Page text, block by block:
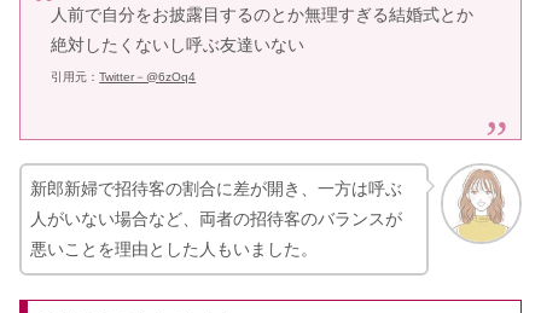
人前で自分をお披露目するのとか無理すぎる結婚式とか
絶対したくないし呼ぶ友達いない
引用元：Twitter－@6zOq4
新郎新婦で招待客の割合に差が開き、一方は呼ぶ
人がいない場合など、両者の招待客のバランスが
悪いことを理由とした人もいました。